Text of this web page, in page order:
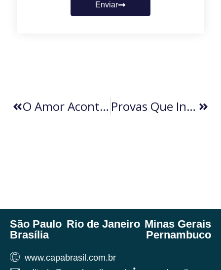
Enviar
O Amor Acontece Quando A Gente Menos Espera, E As Vezes, Quando O Mar Decide Provas Que Incluem: A Revolução Da Prova Adaptada – E O Que O Brasil Tem Ensinado Ao Mundo (por Danielle Balieiro Amorim)
São Paulo Rio de Janeiro Minas Gerais
Brasília
Pernambuco
www.capabrasil.com.br